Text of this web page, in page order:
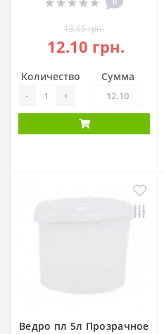
13.65 грн.
12.10 грн.
Количество
- +
Сумма
Ведро пл 5л Прозрачное